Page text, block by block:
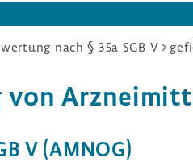
nach § 35a SGB V
von
V (AMNOG)